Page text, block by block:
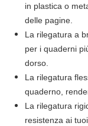
in plastica o
delle pagine.
La rilegatura a
per i quaderni
dorso.
La rilegatura
quaderno,
La rilegatura
resistenza ai